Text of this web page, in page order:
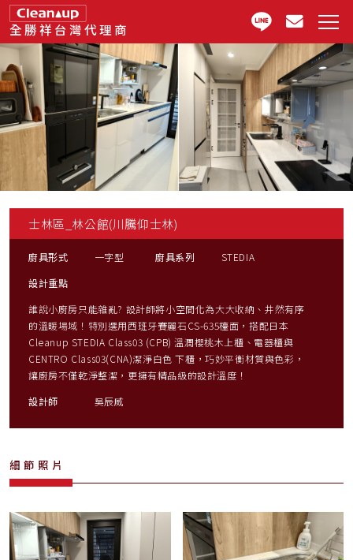
全勝祥台灣代理商
士林區_林公館(川騰仰士林)
廚具形式 一字型 廚具系列
STEDIA
設計重點
誰說小廚房只能雜亂? 設計師將小空間化為大大收納、井然有序
的溫暖場域！特別選用西班牙賽麗石CS-635檯面，搭配日本
Cleanup STEDIA Class03 (CPB) 溫潤櫻桃木上櫃、電器櫃與
CENTRO Class03(CNA)潔淨白色 下櫃，巧妙平衡材質與色彩，
讓廚房不僅乾淨整潔，更擁有精品級的設計溫度！
設計師
吳辰威
細節照片